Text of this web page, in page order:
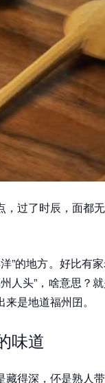
过了时辰，面都
”的地方。好比有
人头”，啥意思？
是地道福州囝。
味道
得深，伓是熟人